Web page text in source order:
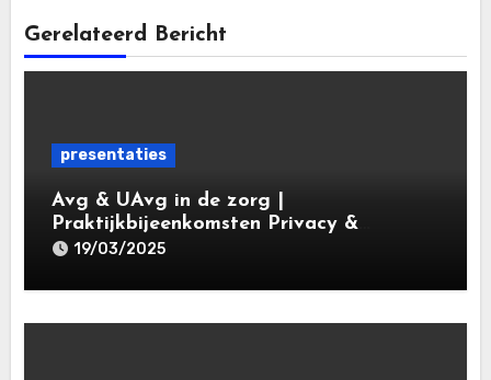
Gerelateerd Bericht
presentaties
Avg & UAvg in de zorg |
Praktijkbijeenkomsten Privacy &
Gegevensbescherming in de Zorg 2025 |
19/03/2025